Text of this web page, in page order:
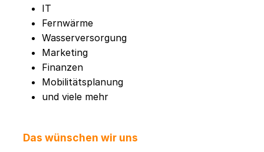
IT
Fernwärme
Wasserversorgung
Marketing
Finanzen
Mobilitätsplanung
und viele mehr
Das wünschen wir uns